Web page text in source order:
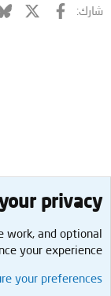
شارك: فيسبوك
صحة
Cookies
privacy
work, and optional
your experience.
your preferences